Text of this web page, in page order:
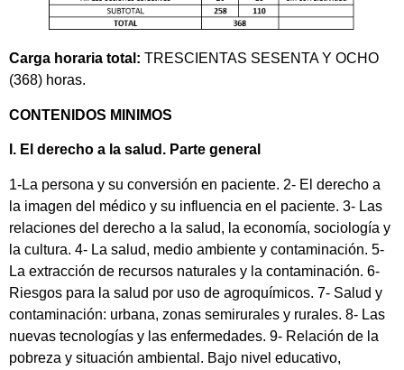
Carga horaria total: TRESCIENTAS SESENTA Y OCHO
(368) horas.
CONTENIDOS MINIMOS
I. El derecho a la salud. Parte general
1-La persona y su conversión en paciente. 2- El derecho a
la imagen del médico y su influencia en el paciente. 3- Las
relaciones del derecho a la salud, la economía, sociología y
la cultura. 4- La salud, medio ambiente y contaminación. 5-
La extracción de recursos naturales y la contaminación. 6-
Riesgos para la salud por uso de agroquímicos. 7- Salud y
contaminación: urbana, zonas semirurales y rurales. 8- Las
nuevas tecnologías y las enfermedades. 9- Relación de la
pobreza y situación ambiental. Bajo nivel educativo,